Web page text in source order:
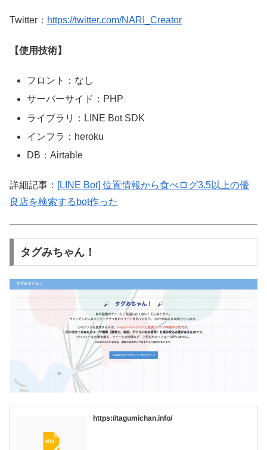
Twitter： https://twitter.com/NARI_Creator
【使用技術】
フロント：なし
サーバーサイド：PHP
ライブラリ：LINE Bot SDK
インフラ：heroku
DB：Airtable
詳細記事： [LINE Bot] 位置情報から食べログ3.5以上の優
良店を検索するbot作った
タグみちゃん！
https://tagumichan.info/